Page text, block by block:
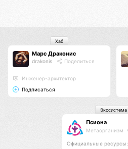
Марс Драконис
drakonis Поделиться
Инженер-архитектор
Подписаться
Хаб
Псиона
Метаорганизм
Официальные ресурсы:
Экосистема